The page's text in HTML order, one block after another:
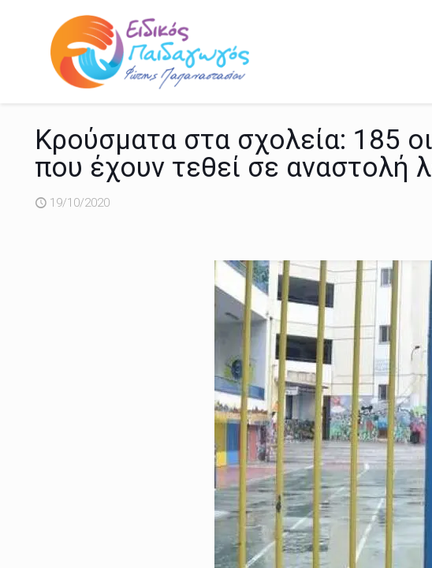
Κρούσματα στα σχολεία: 185
που έχουν τεθεί σε αναστολή
19/10/2020